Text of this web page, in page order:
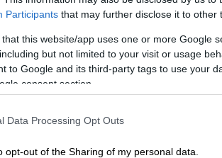
Participants that may further disclose it to other
that this website/app uses one or more Google
but not limited to your visit or usage
to Google and its third-party tags to use your
consent section.
Data Processing Opt Outs
opt-out of the Sharing of my personal data.
του κλαρινίστα,
στα χέρια του. Σύμφωνα
τι είχαν στα χέρια
πως «το μοναδικό μου μέλημα
Αυτή τη στιγμή δεν
αυτοβούλως ενώπιόν τους. Έχω